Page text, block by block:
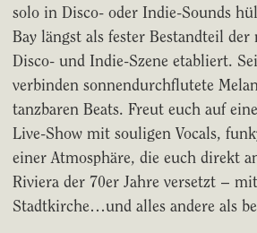
solo in Disco- oder Indie-Sounds
Bay längst als fester Bestandteil der
Disco- und Indie-Szene etabliert.
verbinden sonnendurchflutete
tanzbaren Beats. Freut euch auf
Live-Show mit souligen Vocals,
einer Atmosphäre, die euch direkt
Riviera der 70er Jahre versetzt –
Stadtkirche…und alles andere als